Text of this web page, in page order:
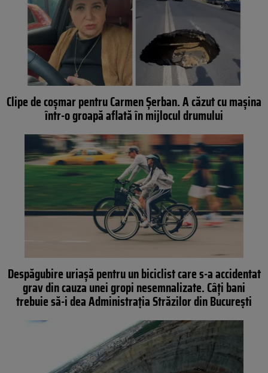
Clipe de coșmar pentru Carmen Șerban. A căzut cu mașina
într-o groapă aflată în mijlocul drumului
Despăgubire uriașă pentru un biciclist care s-a accidentat
grav din cauza unei gropi nesemnalizate. Câți bani
trebuie să-i dea Administrația Străzilor din București